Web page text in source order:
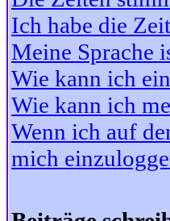
Ich habe die
Meine Sprache
Wie kann ich
Wie kann ich
Wenn ich auf
mich